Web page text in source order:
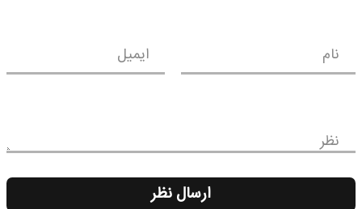
نام ایمیل
نظر
ارسال نظر